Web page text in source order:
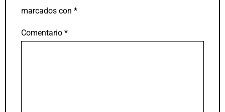
marcados con *
Comentario *